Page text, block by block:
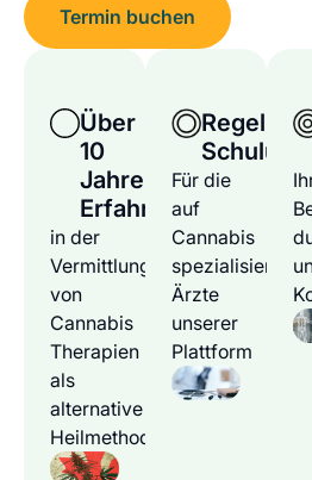
Termin buchen
Über
10
Jahre
Erfahrung
in der
Vermittlung
von
Cannabis
Therapien
als
alternative
Heilmethode
Für die
auf
Cannabis
spezialisierten
Ärzte
unserer
Plattform